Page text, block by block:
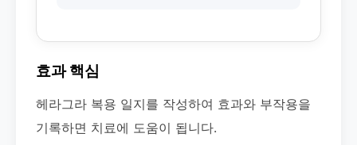
효과 핵심
헤라그라 복용 일지를 작성하여 효과와 부작용을
기록하면 치료에 도움이 됩니다.